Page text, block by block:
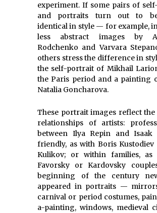
experiment. If some pairs of
and portraits turn out to
identical in style — for example,
less abstract images by
Rodchenko and Varvara
others stress the difference in
the self-portrait of Mikhail
the Paris period and a painting
Natalia Goncharova.
These portrait images reflect
relationships of artists:
between Ilya Repin and Isaak
friendly, as with Boris Kustodiev
Kulikov; or within families, as
Favorsky or Kardovsky
beginning of the century
appeared in portraits —
carnival or period costumes,
a-painting, windows, medieval